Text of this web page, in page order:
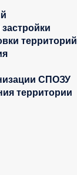
территорий
СПОЗУ
территории